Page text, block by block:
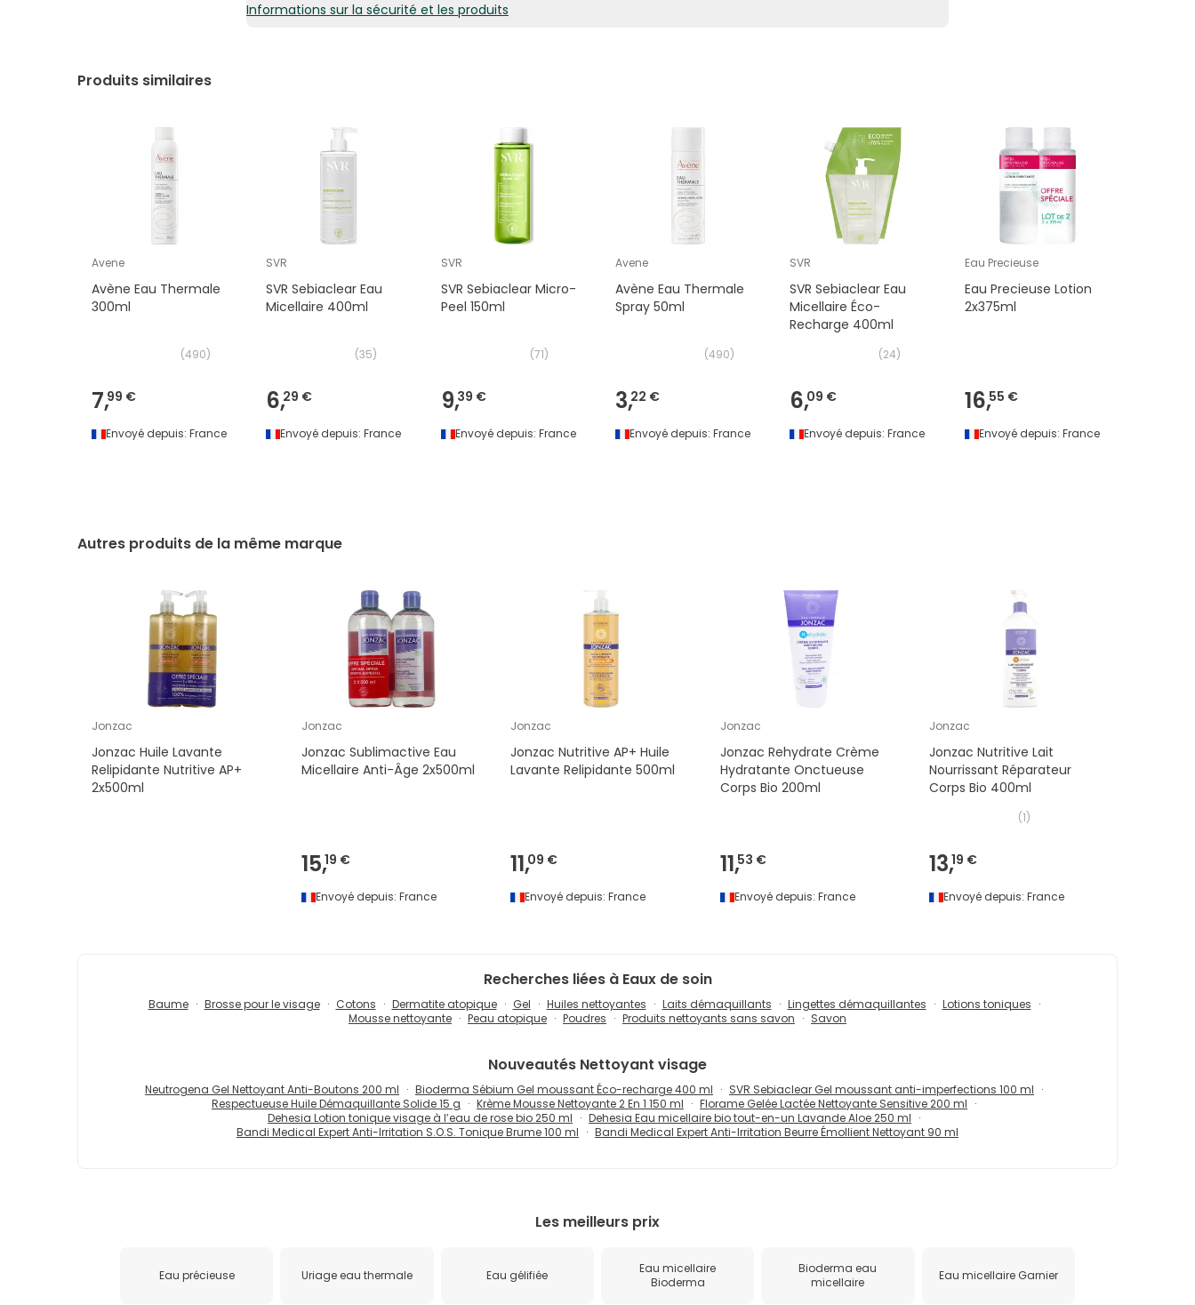
Informations sur la sécurité et les produits
Produits similaires
Avene
Avène Eau Thermale
300ml
(490)
7,99 €
Envoyé depuis: France
SVR
SVR Sebiaclear Eau
Micellaire 400ml
(35)
6,29 €
Envoyé depuis: France
SVR
SVR Sebiaclear Micro-
Peel 150ml
(71)
9,39 €
Envoyé depuis: France
Avene
Avène Eau Thermale
Spray 50ml
(490)
3,22 €
Envoyé depuis: France
SVR
SVR Sebiaclear Eau
Micellaire Éco-
Recharge 400ml
(24)
6,09 €
Envoyé depuis: France
Eau Precieuse
Eau Precieuse Lotion
2x375ml
16,55 €
Envoyé depuis: France
Autres produits de la même marque
Jonzac
Jonzac Huile Lavante
Relipidante Nutritive AP+
2x500ml
Jonzac
Jonzac Sublimactive Eau
Micellaire Anti-Âge 2x500ml
15,19 €
Envoyé depuis: France
Jonzac
Jonzac Nutritive AP+ Huile
Lavante Relipidante 500ml
11,09 €
Envoyé depuis: France
Jonzac
Jonzac Rehydrate Crème
Hydratante Onctueuse
Corps Bio 200ml
11,53 €
Envoyé depuis: France
Jonzac
Jonzac Nutritive Lait
Nourrissant Réparateur
Corps Bio 400ml
(1)
13,19 €
Envoyé depuis: France
Recherches liées à Eaux de soin
Baume Brosse pour le visage Cotons Dermatite atopique Gel Huiles nettoyantes Laits démaquillants Lingettes démaquillantes
Lotions toniques
Mousse nettoyante
Peau atopique Poudres Produits nettoyants sans savon Savon
Nouveautés Nettoyant visage
Neutrogena Gel Nettoyant Anti-Boutons 200 ml Bioderma Sébium Gel moussant Éco-recharge 400 ml
SVR Sebiaclear Gel moussant anti-imperfections 100 ml
Respectueuse Huile Démaquillante Solide 15 g
Krème Mousse Nettoyante 2 En 1 150 ml
Florame Gelée Lactée Nettoyante Sensitive 200 ml
Dehesia Lotion tonique visage à l’eau de rose bio 250 ml
Dehesia Eau micellaire bio tout-en-un Lavande Aloe 250 ml
Bandi Medical Expert Anti-Irritation S.O.S. Tonique Brume 100 ml
Bandi Medical Expert Anti-Irritation Beurre Émollient Nettoyant 90 ml
Les meilleurs prix
Eau précieuse Uriage eau thermale Eau gélifiée
Eau micellaire
Bioderma
Bioderma eau
micellaire
Eau micellaire Garnier